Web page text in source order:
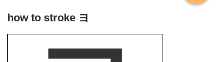
how to stroke ヨ